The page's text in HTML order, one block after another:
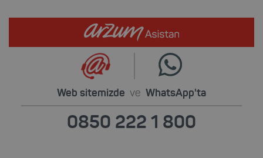
Web sitemizde ve WhatsApp'ta
0850 222 1 800